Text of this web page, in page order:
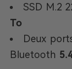
SSD M.2
To
Deux
Bluetooth